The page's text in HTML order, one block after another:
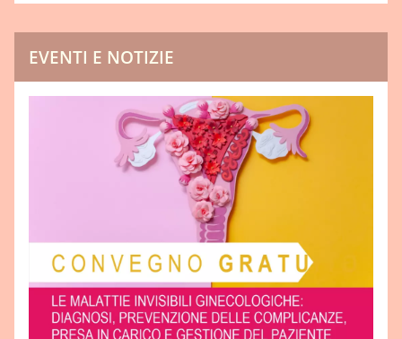
EVENTI E NOTIZIE